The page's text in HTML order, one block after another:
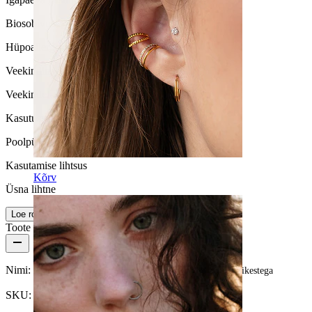
Kõrv
Biosobivus
Hüpoallergeenne
Veekindlus
Veekindel
Kasutusiga
Poolpüsiv
Kasutamise lihtsus
Üsna lihtne
Loe rohkem
Toote üksikasjad
Nimi: Bioplastist keeleneet värviefektidega kaunisatud kuulikestega
SKU: Tongue-49